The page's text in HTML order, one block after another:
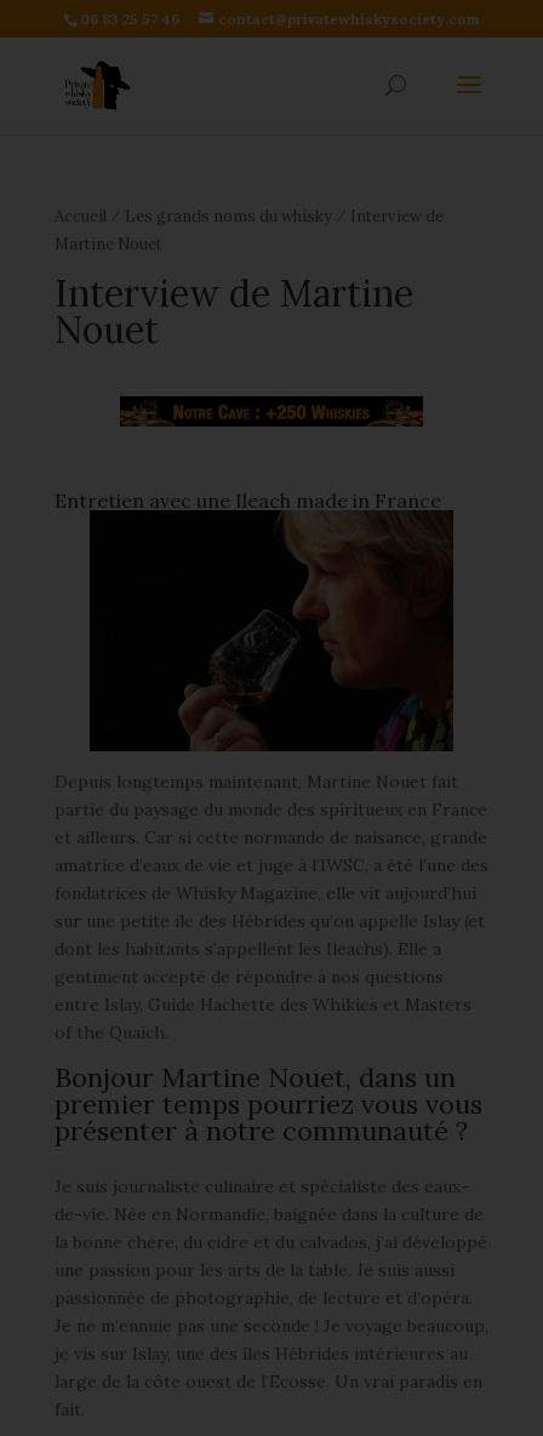
06 83 25 57 46 contact@privatewhiskysociety.com
Accueil Les grands noms du whisky⁄
Interview de
Martine Nouet
Interview de Martine
Nouet
Entretien avec une Ileach made in France
Depuis longtemps maintenant, Martine Nouet fait
partie du paysage du monde des spiritueux en France
et ailleurs. Car si cette normande de naisance, grande
amatrice d’eaux de vie et juge à l’IWSC, a été l’une des
fondatrices de Whisky Magazine, elle vit aujourd’hui
sur une petite ile des Hébrides qu’on appelle Islay (et
dont les habitants s’appellent les Ileachs). Elle a
gentiment accepté de répondre à nos questions
entre Islay, Guide Hachette des Whikies et Masters
of the Quaich.
Bonjour Martine Nouet, dans un
premier temps pourriez vous vous
présenter à notre communauté ?
Je suis journaliste culinaire et spécialiste des eaux-
de-vie. Née en Normandie, baignée dans la culture de
la bonne chère, du cidre et du calvados, j’ai développé
une passion pour les arts de la table. Je suis aussi
passionnée de photographie, de lecture et d’opéra.
Je ne m’ennuie pas une seconde ! Je voyage beaucoup,
je vis sur Islay, une des îles Hébrides intérieures au
large de la côte ouest de l’Ecosse. Un vrai paradis en
fait.